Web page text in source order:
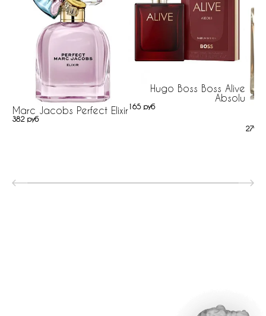
Marc Jacobs Perfect Elixir
382 руб
Hugo Boss Boss Alive
Absolu
165 руб
279